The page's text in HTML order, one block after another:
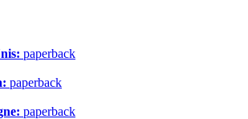
paperback
paperback
paperback